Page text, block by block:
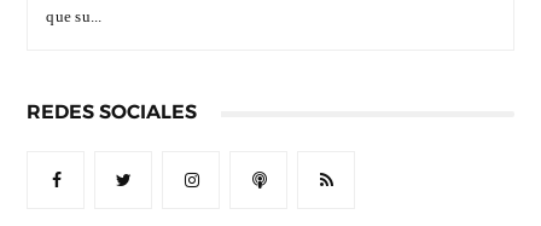
que su...
REDES SOCIALES